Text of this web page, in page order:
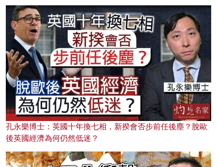
孔永樂博士：英國十年換七相，新揆會否步前任後塵？脫歐
後英國經濟為何仍然低迷？